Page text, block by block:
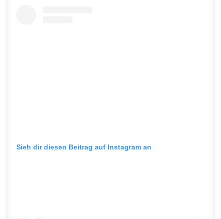
Sieh dir diesen Beitrag auf Instagram an